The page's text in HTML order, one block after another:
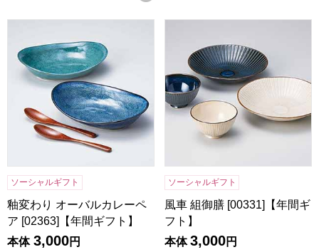
ソーシャルギフト
釉変わり オーバルカレーペ
ア [02363]【年間ギフト】
本体 3,000円
ソーシャルギフト
風車 組御膳 [00331]【年間ギ
フト】
本体 3,000円